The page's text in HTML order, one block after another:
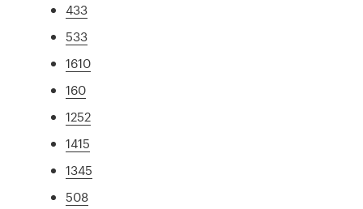
433
533
1610
160
1252
1415
1345
508